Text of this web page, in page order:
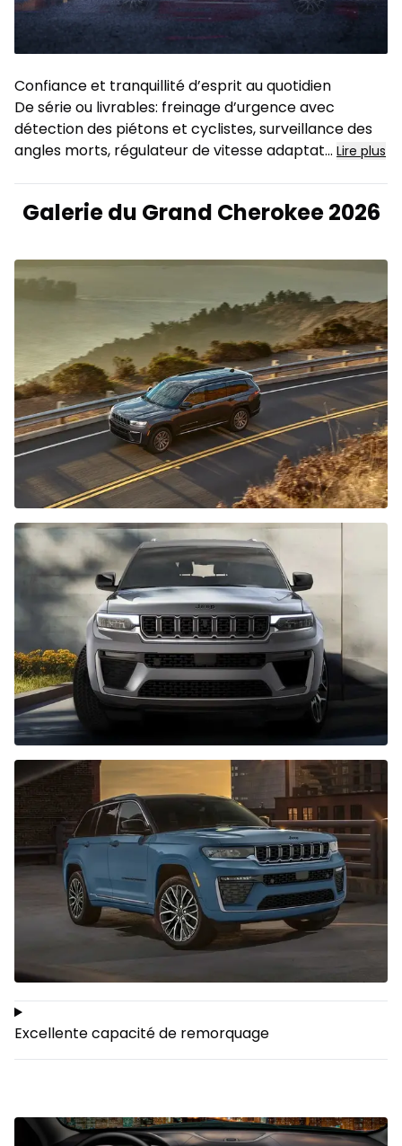
Confiance et tranquillité d’esprit au quotidien
De série ou livrables: freinage d’urgence avec
détection des piétons et cyclistes, surveillance des
angles morts, régulateur de vitesse adaptat... Lire plus
Galerie du Grand Cherokee 2026
Excellente capacité de remorquage